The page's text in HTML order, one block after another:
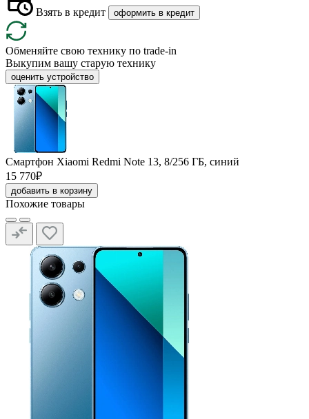
Взять в кредит оформить в кредит
Обменяйте свою технику по trade-in
Выкупим вашу старую технику
оценить устройство
Смартфон Xiaomi Redmi Note 13, 8/256 ГБ, синий
15 770₽
добавить в корзину
Похожие товары